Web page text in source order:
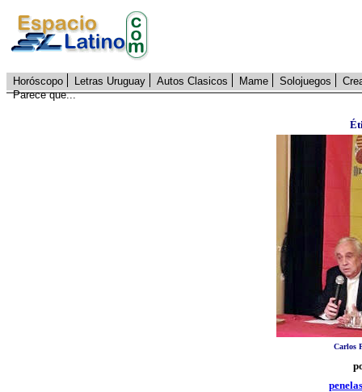
Horóscopo Letras Uruguay Autos Clasicos Mame Solojuegos
Parece que...
Carlos